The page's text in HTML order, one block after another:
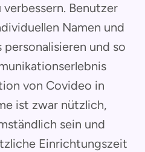
Benutzer
Namen und
und so
von Covideo in
ist zwar nützlich,
sein und
Einrichtungszeit